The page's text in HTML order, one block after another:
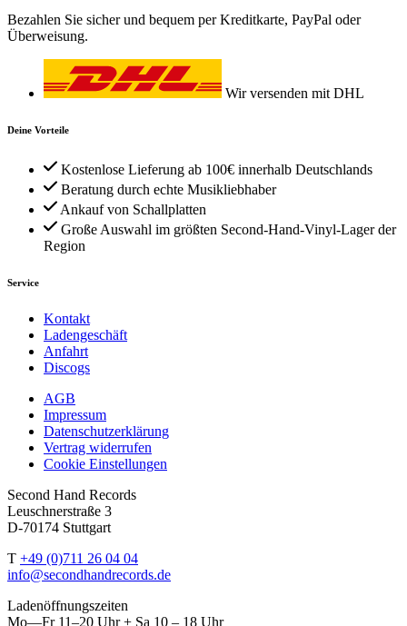
Bezahlen Sie sicher und bequem per Kreditkarte, PayPal oder
Überweisung.
Wir versenden mit DHL
Deine Vorteile
Kostenlose Lieferung ab 100€ innerhalb Deutschlands
Beratung durch echte Musikliebhaber
Ankauf von Schallplatten
Große Auswahl im größten Second-Hand-Vinyl-Lager der
Region
Service
Kontakt
Ladengeschäft
Anfahrt
Discogs
AGB
Impressum
Datenschutzerklärung
Vertrag widerrufen
Cookie Einstellungen
Second Hand Records
Leuschnerstraße 3
D-70174 Stuttgart
T +49 (0)711 26 04 04
info@secondhandrecords.de
Ladenöffnungszeiten
Mo—Fr 11–20 Uhr + Sa 10 – 18 Uhr